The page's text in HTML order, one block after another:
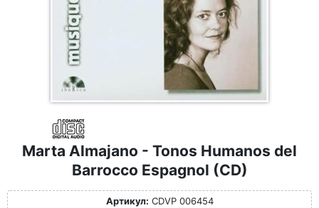
Marta Almajano - Tonos Humanos del
Barrocco Espagnol (CD)
Артикул: CDVP 006454